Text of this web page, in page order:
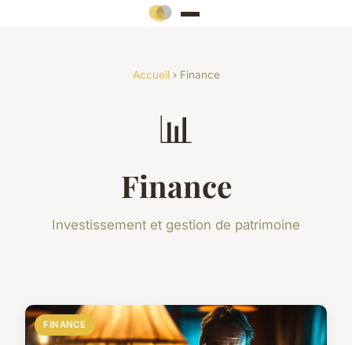
Accueil› Finance
📊
Finance
Investissement et gestion de patrimoine
FINANCE